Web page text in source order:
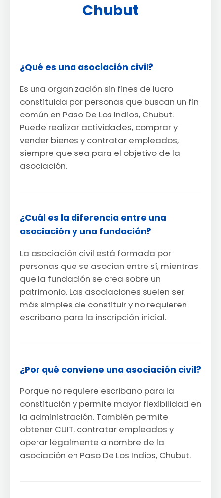
Chubut
¿Qué es una asociación civil?
Es una organización sin fines de lucro
constituida por personas que buscan un fin
común en Paso De Los Indios, Chubut.
Puede realizar actividades, comprar y
vender bienes y contratar empleados,
siempre que sea para el objetivo de la
asociación.
¿Cuál es la diferencia entre una
asociación y una fundación?
La asociación civil está formada por
personas que se asocian entre sí, mientras
que la fundación se crea sobre un
patrimonio. Las asociaciones suelen ser
más simples de constituir y no requieren
escribano para la inscripción inicial.
¿Por qué conviene una asociación civil?
Porque no requiere escribano para la
constitución y permite mayor flexibilidad en
la administración. También permite
obtener CUIT, contratar empleados y
operar legalmente a nombre de la
asociación en Paso De Los Indios, Chubut.